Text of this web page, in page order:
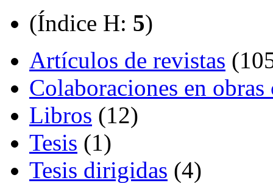
(Índice H: 5)
Artículos de revistas
Colaboraciones en
Libros (12)
Tesis (1)
Tesis dirigidas (4)